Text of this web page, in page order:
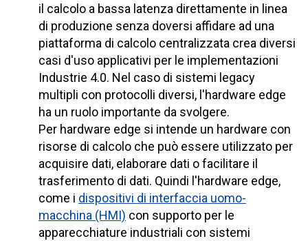
il calcolo a bassa latenza direttamente in linea
di produzione senza doversi affidare ad una
piattaforma di calcolo centralizzata crea diversi
casi d'uso applicativi per le implementazioni
Industrie 4.0. Nel caso di sistemi legacy
multipli con protocolli diversi, l'hardware edge
ha un ruolo importante da svolgere.
Per hardware edge si intende un hardware con
risorse di calcolo che può essere utilizzato per
acquisire dati, elaborare dati o facilitare il
trasferimento di dati. Quindi l'hardware edge,
come i dispositivi di interfaccia uomo-
macchina (HMI) con supporto per le
apparecchiature industriali con sistemi